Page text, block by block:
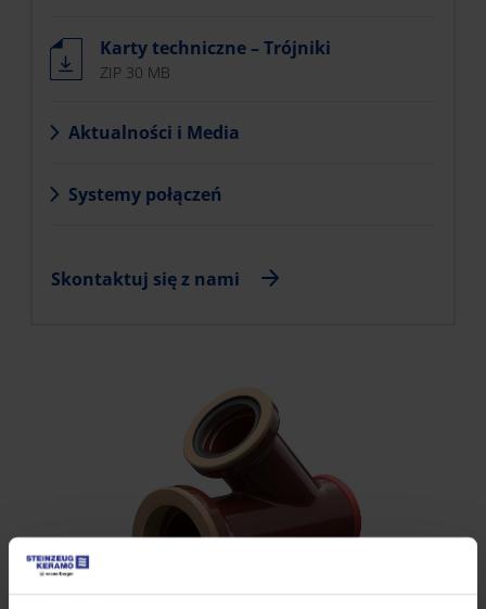
Karty techniczne – Trójniki
ZIP 30 MB
Aktualności i Media
Systemy połączeń
Skontaktuj się z nami